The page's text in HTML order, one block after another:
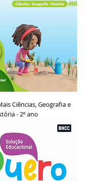
Ciências, Geografia e
- 2º ano